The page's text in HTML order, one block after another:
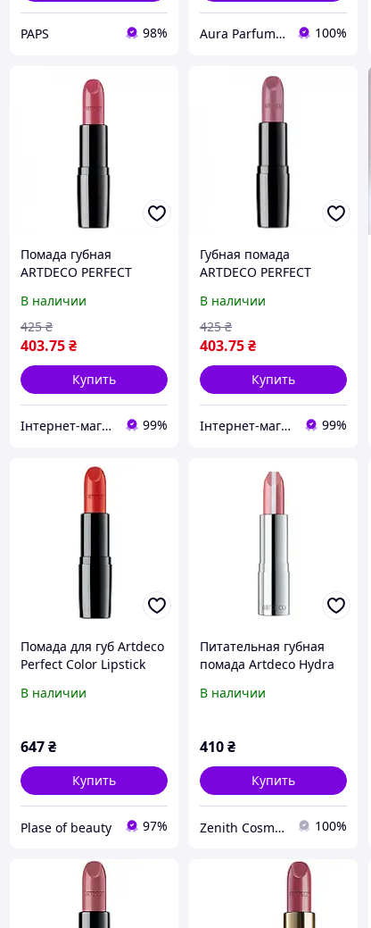
PAPS 98% Aura Parfums | Интернет-магазин парфюмерии и косметики 100%
Помада губная
ARTDECO PERFECT
COLLECTION) 4 г
В наличии
403.75₴
425 ₴
Купить
Інтернет-магазин "Бонбонка" 99%
Губная помада
ARTDECO PERFECT
COLLECTION) 4 г
В наличии
403.75₴
425 ₴
Купить
Інтернет-магазин "Бонбонка" 99%
Помада для губ Artdeco
Perfect Color Lipstick
В наличии
647₴
Купить
Plase of beauty 97%
Питательная губная
помада Artdeco Hydra
Oasis
В наличии
410₴
Купить
Zenith Cosmetics 100%